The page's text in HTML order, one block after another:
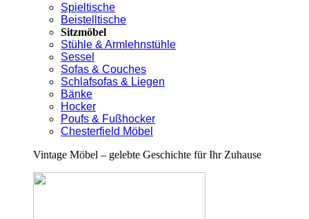
Spieltische
Beistelltische
Sitzmöbel
Stühle & Armlehnstühle
Sessel
Sofas & Couches
Schlafsofas & Liegen
Bänke
Hocker
Poufs & Fußhocker
Chesterfield Möbel
Vintage Möbel – gelebte Geschichte für Ihr Zuhause